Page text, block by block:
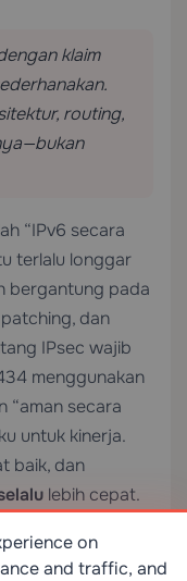
klaim
routing,
“IPv6 secara
terlalu longgar
bergantung pada
dan
IPsec wajib
menggunakan
“aman secara
untuk kinerja.
baik, dan
lebih cepat.
menentukan
on
and traffic, and